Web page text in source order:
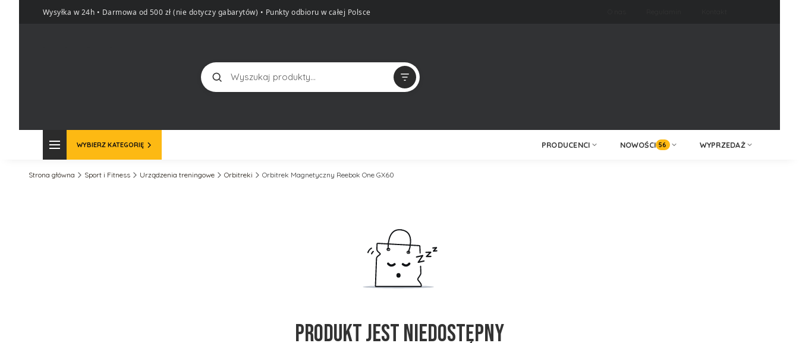
Wysyłka w 24h • Darmowa od 500 zł (nie dotyczy gabarytów) • Punkty odbioru w całej Polsce
Szukaj
WYBIERZ KATEGORIĘ PRODUCENCI NOWOŚCI 56 WYPRZEDAŻ
Strona główna Sport i Fitness Urządzenia treningowe Orbitreki Orbitrek Magnetyczny Reebok One GX60
Produkt jest niedostępny